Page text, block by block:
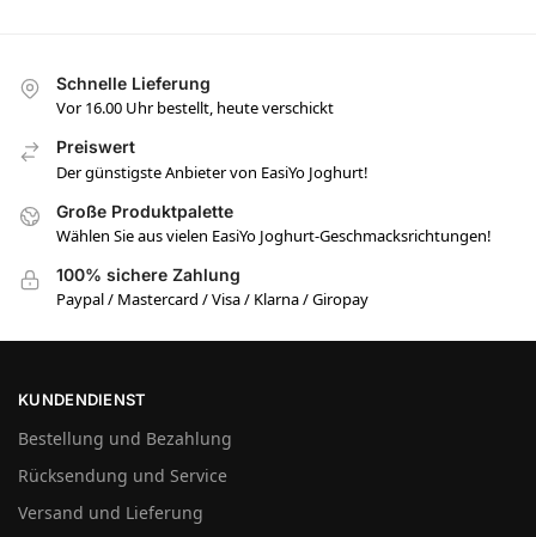
Schnelle Lieferung
Vor 16.00 Uhr bestellt, heute verschickt
Preiswert
Der günstigste Anbieter von EasiYo Joghurt!
Große Produktpalette
Wählen Sie aus vielen EasiYo Joghurt-Geschmacksrichtungen!
100% sichere Zahlung
Paypal / Mastercard / Visa / Klarna / Giropay
KUNDENDIENST
Bestellung und Bezahlung
Rücksendung und Service
Versand und Lieferung